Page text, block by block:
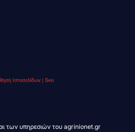
των υπηρεσιών του agrinionet.gr